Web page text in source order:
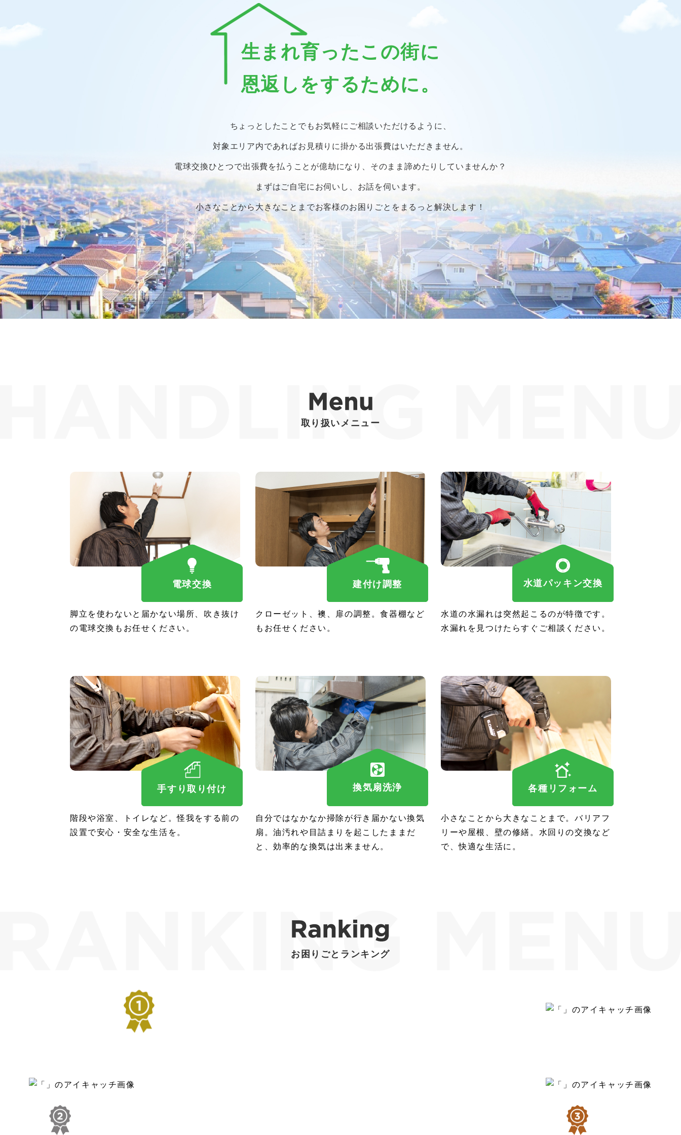
生まれ育ったこの街に
恩返しをするために。
ちょっとしたことでも お気軽にご相談いただけるように、
対象エリア内であればお見積りに掛かる出張費はいただきません。
電球交換ひとつで出張費を払うことが億劫になり、 そのまま諦めたりしていませんか？
まずはご自宅にお伺いし、お話を伺います。
小さなことから大きなことまでお客様のお困りごとをまるっと解決します！
取り扱いメニュー
電球交換
脚立を使わないと届かない場所、吹き抜け
の電球交換もお任せください。
建付け調整
クローゼット、襖、扉の調整。食器棚など
もお任せください。
水道パッキン交換
水道の水漏れは突然起こるのが特徴です。
水漏れを見つけたらすぐご相談ください。
手すり取り付け
階段や浴室、トイレなど。怪我をする前の
設置で安心・安全な生活を。
換気扇洗浄
自分ではなかなか掃除が行き届かない換気
扇。油汚れや目詰まりを起こしたままだ
と、効率的な換気は出来ません。
各種リフォーム
小さなことから大きなことまで。バリアフ
リーや屋根、壁の修繕。水回りの交換など
で、快適な生活に。
お困りごとランキング